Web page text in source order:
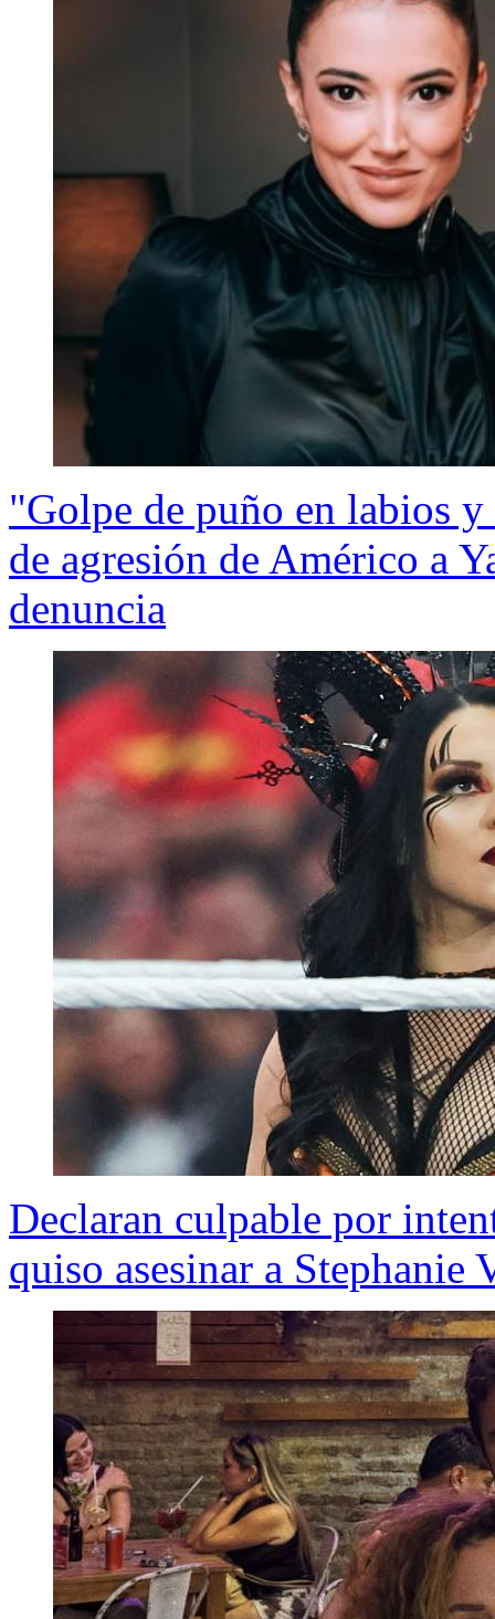
"Golpe de puño en labios
de agresión de Américo a
denuncia
Declaran culpable por
quiso asesinar a Stephanie